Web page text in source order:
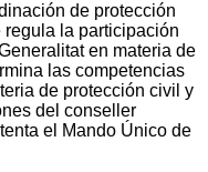
de protección
la participación
en materia de
las competencias
de protección civil y
del conseller
el Mando Único de